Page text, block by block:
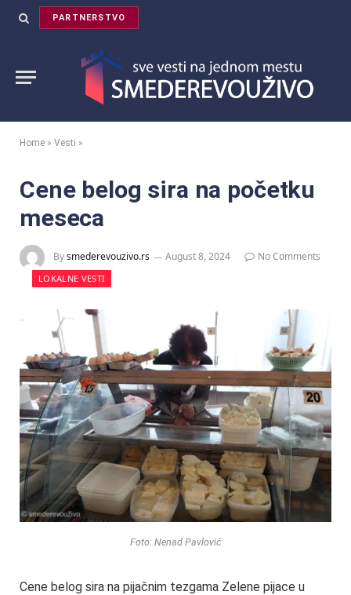
PARTNERSTVO
Home » Vesti »
Cene belog sira na početku
meseca
Bysmederevouzivo.rs August 8, 2024 No Comments
LOKALNE VESTI
Foto: Nenad Pavlović
Cene belog sira na pijačnim tezgama Zelene pijace u